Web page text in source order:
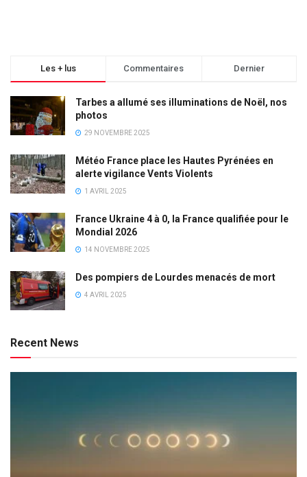
Les + lus Commentaires Dernier
Tarbes a allumé ses illuminations de Noël, nos
photos
29 NOVEMBRE 2025
Météo France place les Hautes Pyrénées en
alerte vigilance Vents Violents
1 AVRIL 2025
France Ukraine 4 à 0, la France qualifiée pour le
Mondial 2026
14 NOVEMBRE 2025
Des pompiers de Lourdes menacés de mort
4 AVRIL 2025
Recent News